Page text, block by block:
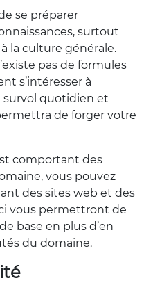
se préparer
surtout
la culture générale.
pas de formules
s’intéresser à
survol quotidien et
de forger votre
comportant des
vous pouvez
des sites web et des
vous permettront de
base en plus d’en
du domaine.